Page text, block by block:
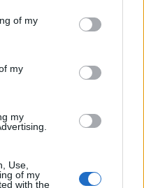
of my
my
my
Use,
of my
with the